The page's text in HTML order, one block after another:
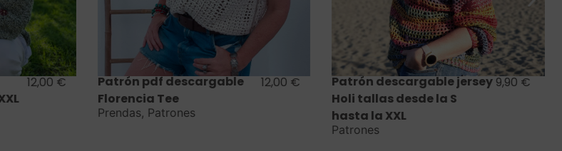
12,00€
Saber más
Patrón pdf descargable
Florencia Tee
Prendas, Patrones
12,00€
Saber más
Patrón descargable jersey
Holi tallas desde la S
hasta la XXL
Patrones
9,90€